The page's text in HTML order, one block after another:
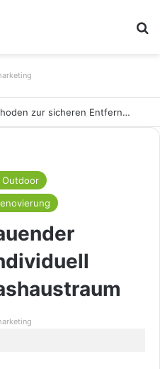
Holz Pendelleuchten: Eleganz und Nachhaltigkeit für Ihr Zuhause
Outdoor